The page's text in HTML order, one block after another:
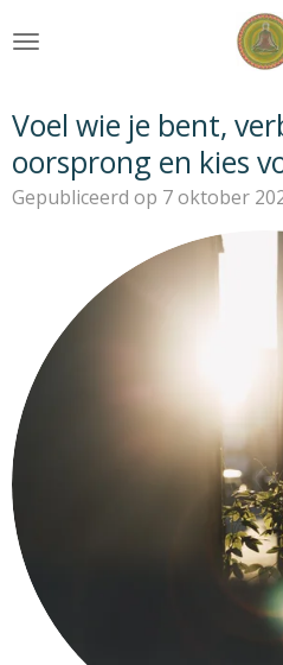
direct
hoofdinhoud
Voel wie je bent,
oorsprong en kies
Gepubliceerd op 7 oktober